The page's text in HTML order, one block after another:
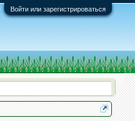
Войти или зарегистрироваться